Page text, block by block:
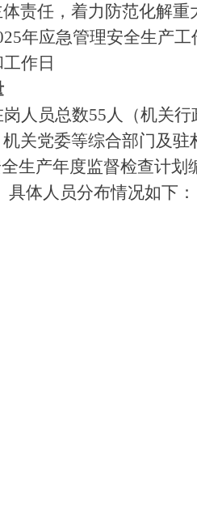
责任，着力防范化解
年应急管理安全生产工
作日
人员总数55人（机关
关党委等综合部门及
生产年度监督检查计
体人员分布情况如下：